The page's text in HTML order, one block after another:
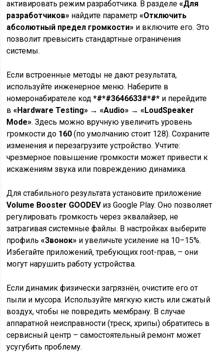
активировать режим разработчика. В разделе«Для
разработчиков» найдите параметр«Отключить
абсолютный предел громкости» и включите его. Это
позволит превысить стандартные ограничения
системы.
Если встроенные методы не дают результата,
используйте инженерное меню. Наберите в
номеронабирателе код*#*#3646633#*#* и перейдите
в«Hardware Testing» → «Audio» → «LoudSpeaker
Mode». Здесь можно вручную увеличить уровень
громкости до 160 (по умолчанию стоит 128). Сохраните
изменения и перезагрузите устройство. Учтите:
чрезмерное повышение громкости может привести к
искажениям звука или повреждению динамика.
Для стабильного результата установите приложение
Volume Booster GOODEVиз Google Play. Оно позволяет
регулировать громкость через эквалайзер, не
затрагивая системные файлы. В настройках выберите
профиль«Звонок» и увеличьте усиление на 10–15%.
Избегайте приложений, требующих root-прав, – они
могут нарушить работу устройства.
Если динамик физически загрязнён, очистите его от
пыли и мусора. Используйте мягкую кисть или сжатый
воздух, чтобы не повредить мембрану. В случае
аппаратной неисправности (треск, хрипы) обратитесь в
сервисный центр – самостоятельный ремонт может
усугубить проблему.